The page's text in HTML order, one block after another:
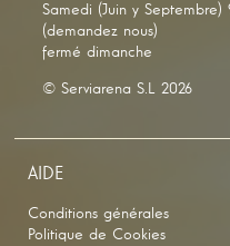
Samedi (Juin y Septembre)
(demandez nous)
fermé dimanche
© Serviarena S.L 2026
AIDE
Conditions générales
Politique de Cookies